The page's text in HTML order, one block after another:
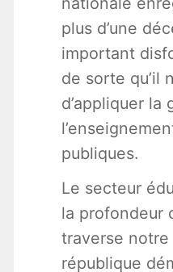
plus d’une
important
de sorte qu’il
d’appliquer la
publiques.
Le secteur
la profondeur
traverse notre
république